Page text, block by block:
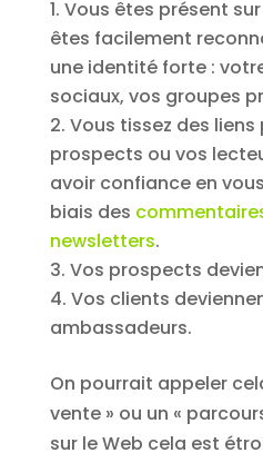
Vous êtes présent
êtes facilement
une identité forte :
sociaux, vos groupes
Vous tissez des
prospects ou vos
avoir confiance en
biais des
newsletters.
Vos prospects
Vos clients
ambassadeurs.
On pourrait appeler
vente » ou un «
sur le Web cela est